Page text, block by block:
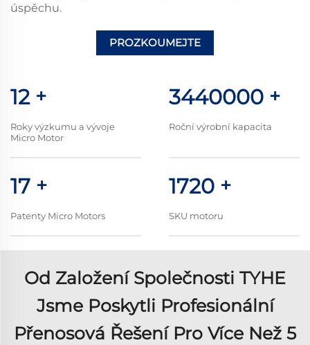
úspěchu.
PROZKOUMEJTE
14 +
Roky výzkumu a vývoje
Micro Motor
4000000 +
Roční výrobní kapacita
20 +
Patenty Micro Motors
2000 +
SKU motoru
Od Založení Společnosti TYHE
Jsme Poskytli Profesionální
Přenosová Řešení Pro Více Než 5